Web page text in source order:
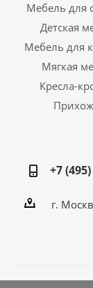
Мебель для
Детская
Мебель для
Мягкая
Кресла-
+7
г.